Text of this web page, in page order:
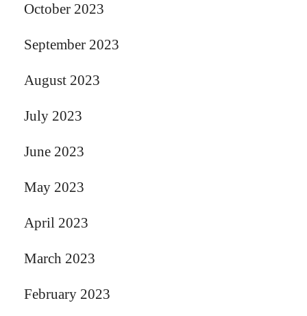
October 2023
September 2023
August 2023
July 2023
June 2023
May 2023
April 2023
March 2023
February 2023